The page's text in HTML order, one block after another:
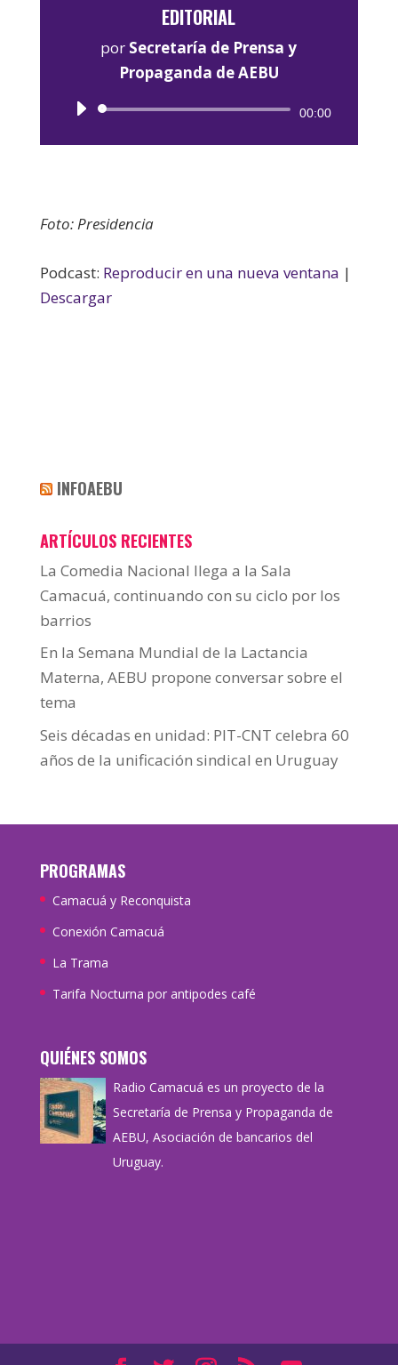
EDITORIAL
por Secretaría de Prensa y
Propaganda de AEBU
Reproductor
00:00
Foto: Presidencia
Podcast: Reproducir en una nueva ventana |
Descargar
INFOAEBU
ARTÍCULOS RECIENTES
La Comedia Nacional llega a la Sala
Camacuá, continuando con su ciclo por los
barrios
En la Semana Mundial de la Lactancia
Materna, AEBU propone conversar sobre el
tema
Seis décadas en unidad: PIT-CNT celebra 60
años de la unificación sindical en Uruguay
PROGRAMAS
Camacuá y Reconquista
Conexión Camacuá
La Trama
Tarifa Nocturna por antipodes café
QUIÉNES SOMOS
Radio Camacuá es un proyecto de la
Secretaría de Prensa y Propaganda de
AEBU, Asociación de bancarios del
Uruguay.